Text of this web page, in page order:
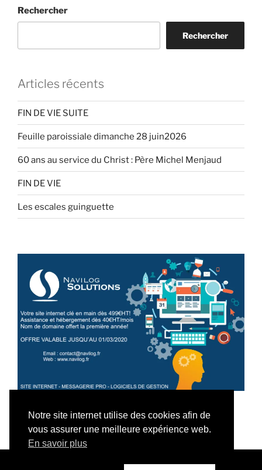
Rechercher
Rechercher
Articles récents
FIN DE VIE SUITE
Feuille paroissiale dimanche 28 juin2026
60 ans au service du Christ : Père Michel Menjaud
FIN DE VIE
Les escales guinguette
Notre site internet utilise des cookies afin de
vous assurer une meilleure expérience web.
En savoir plus